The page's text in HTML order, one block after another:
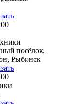
посёлок,
Рыбинск